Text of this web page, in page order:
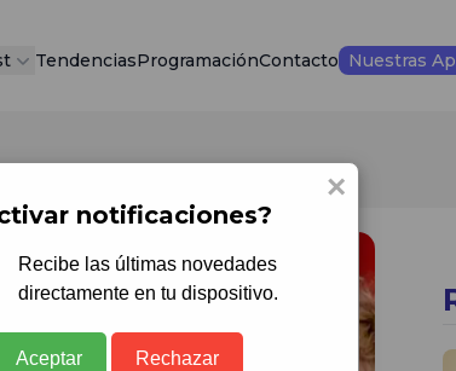
TendenciasProgramaciónContacto Nuestras
×
notificaciones?
Recibe las últimas novedades
directamente en tu dispositivo.
Aceptar Rechazar